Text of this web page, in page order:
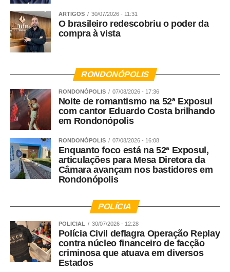
WhatsApp
Facebook
Twitter
Messenger
LinkedIn
Share
ARTIGOS 30/07/2026 - 11:31
O brasileiro redescobriu o poder da
compra à vista
RONDONÓPOLIS
RONDONÓPOLIS 07/08/2026 - 17:36
Noite de romantismo na 52ª Exposul
com cantor Eduardo Costa brilhando
em Rondonópolis
RONDONÓPOLIS 07/08/2026 - 16:08
Enquanto foco está na 52ª Exposul,
articulações para Mesa Diretora da
Câmara avançam nos bastidores em
Rondonópolis
POLÍCIA
POLICIAL 30/07/2026 - 12:28
Polícia Civil deflagra Operação Replay
contra núcleo financeiro de facção
criminosa que atuava em diversos
Estados